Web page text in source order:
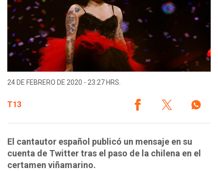
24 DE FEBRERO DE 2020 - 23:27 HRS.
T13
El cantautor español publicó un mensaje en su
cuenta de Twitter tras el paso de la chilena en el
certamen viñamarino.